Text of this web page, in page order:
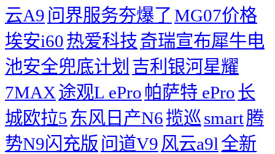
云A9 问界服务夯爆了 MG07价格
埃安i60热爱科技奇瑞宣布犀牛电
池安全兜底计划 吉利银河星耀
7MAX途观L ePro 帕萨特 ePro长
城欧拉5 东风日产N6揽巡smart腾
势N9闪充版 问道V9 风云a9l 全新